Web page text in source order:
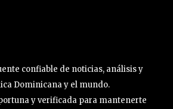
confiable de noticias, análisis y
Dominicana y el mundo.
y verificada para mantenerte